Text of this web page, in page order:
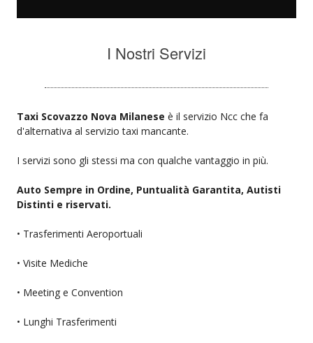
I Nostri Servizi
Taxi Scovazzo Nova Milanese è il servizio Ncc che fa
d'alternativa al servizio taxi mancante.
I servizi sono gli stessi ma con qualche vantaggio in più.
Auto Sempre in Ordine, Puntualità Garantita, Autisti
Distinti e riservati.
• Trasferimenti Aeroportuali
• Visite Mediche
• Meeting e Convention
• Lunghi Trasferimenti